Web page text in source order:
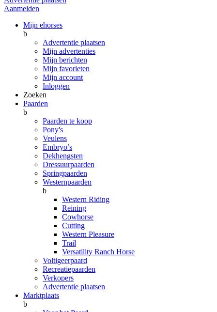
Aanmelden
Mijn ehorses
b
Advertentie plaatsen
Mijn advertenties
Mijn berichten
Mijn favorieten
Mijn account
Inloggen
Zoeken
Paarden
b
Paarden te koop
Pony's
Veulens
Embryo’s
Dekhengsten
Dressuurpaarden
Springpaarden
Westernpaarden
b
Western Riding
Reining
Cowhorse
Cutting
Western Pleasure
Trail
Versatility Ranch Horse
Voltigeerpaard
Recreatiepaarden
Verkopers
Advertentie plaatsen
Marktplaats
b